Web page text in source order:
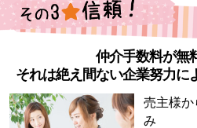
仲介手数料が無
それは絶え間ない企業努力に
売主様
み